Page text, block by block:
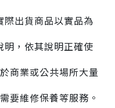
出貨商品以實品為
，依其說明正確使
商業或公共場所大量
要維修保養等服務。